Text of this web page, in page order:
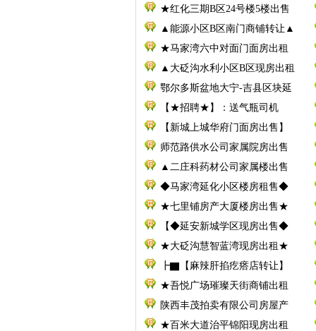
★红化三期B区24号楼5楼出售
▲能源小区B区南门商铺转让▲
★马家湾六中对面门面房出租
▲大砭沟水利小区B区现房出租
鄂尔多斯盆地大宁-吉县区块延
【★招聘★】：送气瓶司机
【新城上城华府门面房出售】
师范路供水公司家属院房出售
▲二庄科药材公司家属楼出售
◆马家湾延化小区楼房租售◆
★七里铺房产大厦楼房出售★
【◆延安新城学区现房出售◆
★大砭沟慧智蓝湾现房出租★
┣▇【麻辣肝掐疙瘩店转让】
★吾悦广场璀璨天街商铺出租
陕西丰茂拍卖有限公司房屋产
★百米大道治平锦阳现房出租